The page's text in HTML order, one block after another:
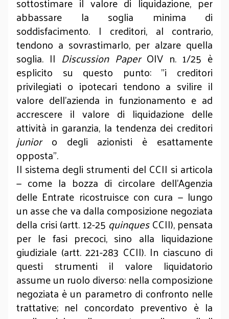
abbassare la soglia minima di
soddisfacimento. I creditori, al contrario,
tendono a sovrastimarlo, per alzare quella
soglia. Il Discussion PaperOIV n. 1/25 è
esplicito su questo punto: "i creditori
privilegiati o ipotecari tendono a svilire il
valore dell’azienda in funzionamento e ad
accrescere il valore di liquidazione delle
attività in garanzia, la tendenza dei creditori
junior o degli azionisti è esattamente
opposta".
Il sistema degli strumenti del CCII si articola
— come la bozza di circolare dell’Agenzia
delle Entrate ricostruisce con cura — lungo
un asse che va dalla composizione negoziata
della crisi (artt. 12-25 quinquesCCII), pensata
per le fasi precoci, sino alla liquidazione
giudiziale (artt. 221-283 CCII). In ciascuno di
questi strumenti il valore liquidatorio
assume un ruolo diverso: nella composizione
negoziata è un parametro di confronto nelle
trattative; nel concordato preventivo è la